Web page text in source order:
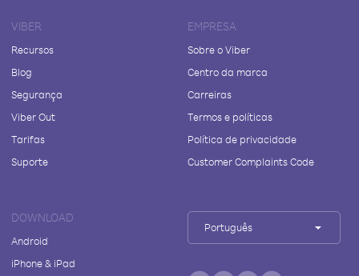
VIBER
Recursos
Blog
Segurança
Viber Out
Tarifas
Suporte
EMPRESA
Sobre o Viber
Centro da marca
Carreiras
Termos e políticas
Política de privacidade
Customer Complaints Code
DOWNLOAD
Android
iPhone & iPad
Português